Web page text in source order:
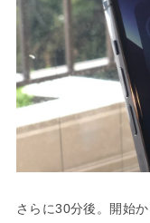
さらに30分後。開始